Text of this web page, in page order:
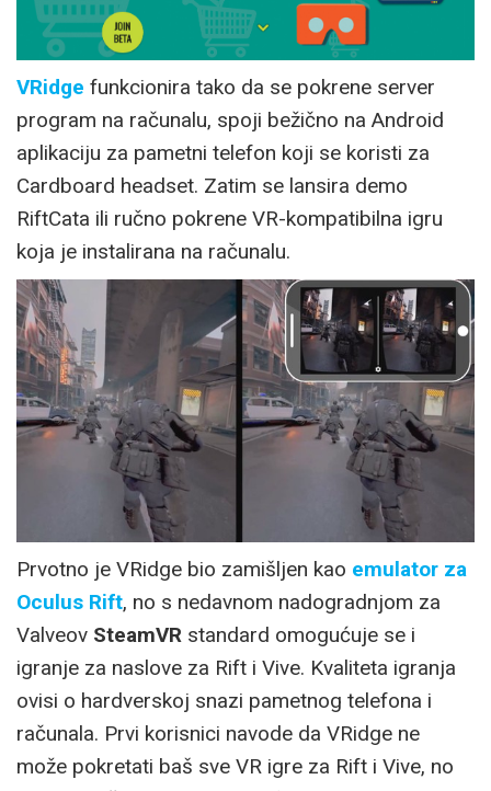
VRidge funkcionira tako da se pokrene server
program na računalu, spoji bežično na Android
aplikaciju za pametni telefon koji se koristi za
Cardboard headset. Zatim se lansira demo
RiftCata ili ručno pokrene VR-kompatibilna igru
koja je instalirana na računalu.
Prvotno je VRidge bio zamišljen kao emulator za
Oculus Rift, no s nedavnom nadogradnjom za
Valveov SteamVR standard omogućuje se i
igranje za naslove za Rift i Vive. Kvaliteta igranja
ovisi o hardverskoj snazi pametnog telefona i
računala. Prvi korisnici navode da VRidge ne
može pokretati baš sve VR igre za Rift i Vive, no